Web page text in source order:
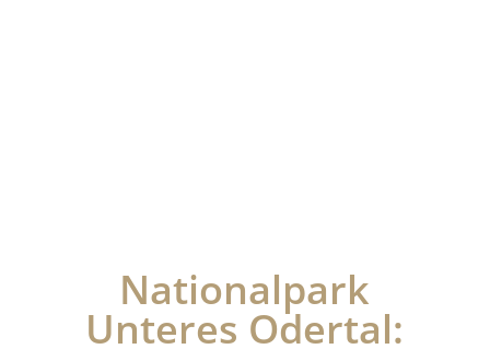
Nationalpark
Unteres Odertal: